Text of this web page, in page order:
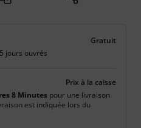
Gratuit
jours ouvrés
Prix à la caisse
8 Minutes pour une livraison
est indiquée lors du